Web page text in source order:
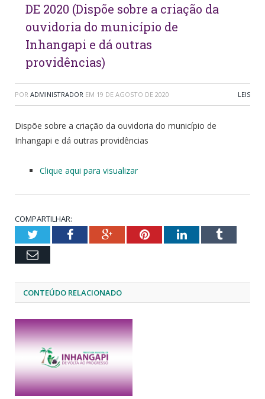
DE 2020 (Dispõe sobre a criação da
ouvidoria do município de
Inhangapi e dá outras
providências)
POR ADMINISTRADOR EM 19 DE AGOSTO DE 2020 LEIS
Dispõe sobre a criação da ouvidoria do município de
Inhangapi e dá outras providências
Clique aqui para visualizar
COMPARTILHAR:
TwitterFacebookGoogle+PinterestLinkedInTumblr
Email
CONTEÚDO RELACIONADO